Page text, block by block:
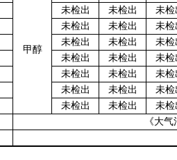
甲醇
未检出 未检出
未检
未检出 未检出
未检
未检出 未检出 未检
未检出 未检出
未检
未检出 未检出
未检
未检出 未检出
未检
未检出 未检出
未检
《大